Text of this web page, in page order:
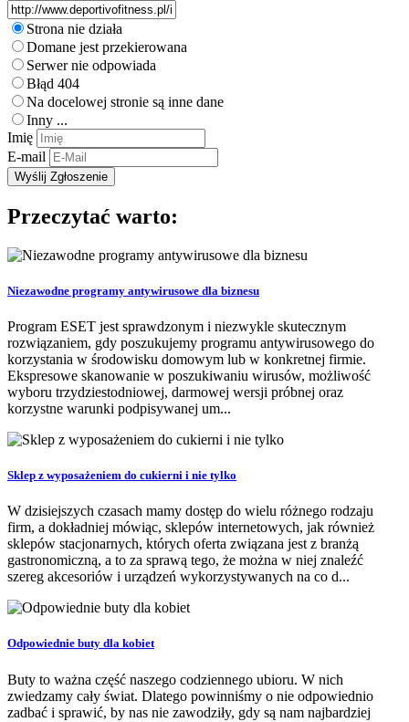
Strona nie działa
Domane jest przekierowana
Serwer nie odpowiada
Błąd 404
Na docelowej stronie są inne dane
Inny ...
Imię
E-mail
Przeczytać warto:
Niezawodne programy antywirusowe dla biznesu
Program ESET jest sprawdzonym i niezwykle skutecznym
rozwiązaniem, gdy poszukujemy programu antywirusowego do
korzystania w środowisku domowym lub w konkretnej firmie.
Ekspresowe skanowanie w poszukiwaniu wirusów, możliwość
wyboru trzydziestodniowej, darmowej wersji próbnej oraz
korzystne warunki podpisywanej um...
Sklep z wyposażeniem do cukierni i nie tylko
W dzisiejszych czasach mamy dostęp do wielu różnego rodzaju
firm, a dokładniej mówiąc, sklepów internetowych, jak również
sklepów stacjonarnych, których oferta związana jest z branżą
gastronomiczną, a to za sprawą tego, że można w niej znaleźć
szereg akcesoriów i urządzeń wykorzystywanych na co d...
Odpowiednie buty dla kobiet
Buty to ważna część naszego codziennego ubioru. W nich
zwiedzamy cały świat. Dlatego powinniśmy o nie odpowiednio
zadbać i sprawić, by nas nie zawodziły, gdy są nam najbardziej